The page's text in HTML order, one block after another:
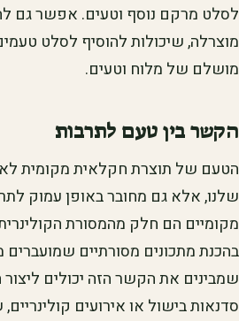
לסלט מרקם נוסף וטעים. אפשר גם
מוצרלה, שיכולות להוסיף לסלט
מושלם של מלוח וטעים.
הקשר בין טעם לתרבות
הטעם של תוצרת חקלאית מקומית
שלנו, אלא גם מחובר באופן עמוק
מקומיים הם חלק מהמסורת
בהכנת מתכונים מסורתיים
שמבינים את הקשר הזה יכולים ליצור
סדנאות בישול או אירועים